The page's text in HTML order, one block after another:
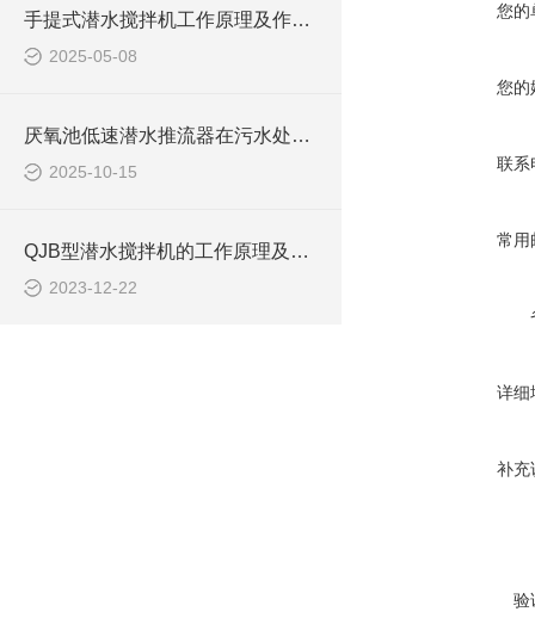
手提式潜水搅拌机工作原理及作用特点、安装图、CAD结构图
2025-05-08
厌氧池低速潜水推流器在污水处理中的作用
2025-10-15
QJB型潜水搅拌机的工作原理及作用特点、安装系统CAD结构图
2023-12-22
您的
您的
联系
常用
详细
补充
验